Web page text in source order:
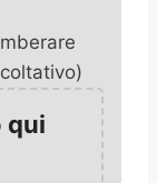
qui